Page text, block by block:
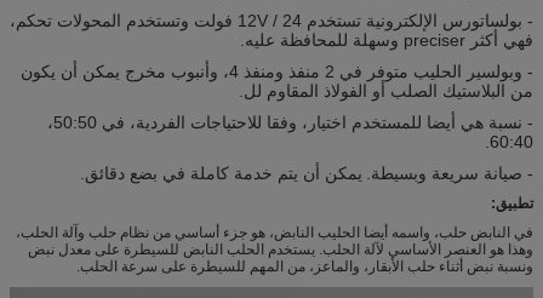
- بولساتورس الإلكترونية تستخدم 12V / 24 فولت وتستخدم المحولات تحكم،
فهي أكثر preciser وسهلة للمحافظة عليه.
- وبولسير الحليب متوفر في 2 منفذ ومنفذ 4، وأنبوب مخرج يمكن أن يكون
من البلاستيك الصلب أو الفولاذ المقاوم لل.
- نسبة هي أيضا للمستخدم اختيار، وفقا للاحتياجات الفردية، في 50:50،
60:40.
- صيانة سريعة وبسيطة. يمكن أن يتم خدمة كاملة في بضع دقائق.
تطبيق:
في النابض حلب، واسمه أيضا الحليب النابض، هو جزء أساسي من نظام حلب وآلة الحلب،
وهذا هو العنصر الأساسي لآلة الحلب. يستخدم الحلب النابض للسيطرة على معدل نبض
ونسبة نبض أثناء حلب الأبقار، والماعز، من المهم للسيطرة على سرعة الحلب.